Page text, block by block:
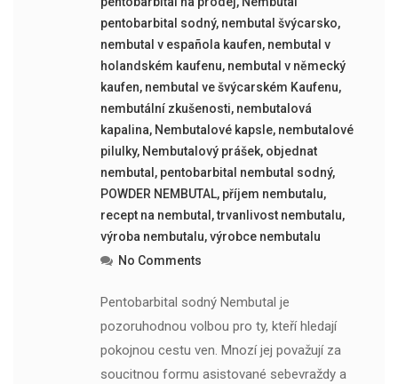
pentobarbital sodný, nembutal švýcarsko,
nembutal v española kaufen, nembutal v
holandském kaufenu, nembutal v německý
kaufen, nembutal ve švýcarském Kaufenu,
nembutální zkušenosti, nembutalová
kapalina, Nembutalové kapsle, nembutalové
pilulky, Nembutalový prášek, objednat
nembutal , pentobarbital nembutal sodný,
POWDER NEMBUTAL, příjem nembutalu,
recept na nembutal ,trvanlivost nembutalu,
výroba nembutalu,výrobce nembutalu
No Comments
Pentobarbital sodný Nembutal je
pozoruhodnou volbou pro ty, kteří hledají
pokojnou cestu ven. Mnozí jej považují za
soucitnou formu asistované sebevraždy a